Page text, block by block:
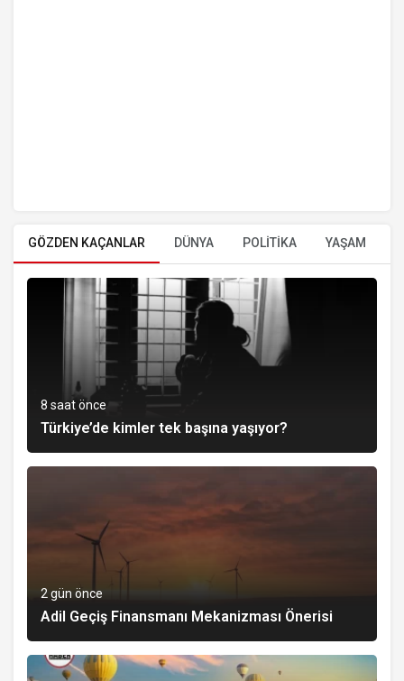
GÖZDEN KAÇANLAR DÜNYA POLİTİKA YAŞAM
8 saat önce
Türkiye’de kimler tek başına yaşıyor?
2 gün önce
Adil Geçiş Finansmanı Mekanizması Önerisi